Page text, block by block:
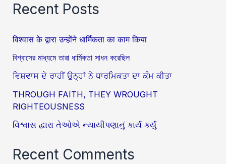
Recent Posts
विश्वास के द्वारा उन्होंने धार्मिकता का काम किया
বিশ্বাসের মাধ্যমে তারা ধার্মিকতা সাধন করেছিল
ਵਿਸ਼ਵਾਸ ਦੇ ਰਾਹੀਂ ਉਨ੍ਹਾਂ ਨੇ ਧਾਰਮਿਕਤਾ ਦਾ ਕੰਮ ਕੀਤਾ
THROUGH FAITH, THEY WROUGHT
RIGHTEOUSNESS
વિશ્વાસ દ્વારા તેઓએ ન્યાયીપણાનું કાર્ય કર્યું
Recent Comments